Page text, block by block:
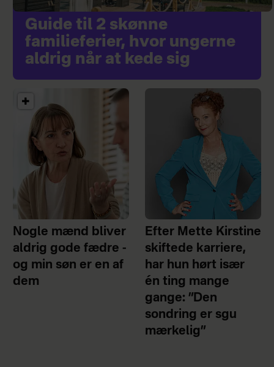
Guide til 2 skønne
familieferier, hvor ungerne
aldrig når at kede sig
Nogle mænd bliver
aldrig gode fædre -
og min søn er en af
dem
Efter Mette Kirstine
skiftede karriere,
har hun hørt især
én ting mange
gange: ”Den
sondring er sgu
mærkelig”